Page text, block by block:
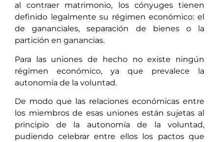
al contraer matrimonio, los cónyuges tienen
definido legalmente su régimen económico: el
de gananciales, separación de bienes o la
partición en ganancias.
Para las uniones de hecho no existe ningún
régimen económico, ya que prevalece la
autonomía de la voluntad.
De modo que las relaciones económicas entre
los miembros de esas uniones están sujetas al
principio de la autonomía de la voluntad,
pudiendo celebrar entre ellos los pactos que